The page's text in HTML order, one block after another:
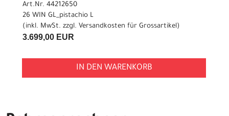
Art.Nr. 44212650
26 WIN GL_pistachio L
(inkl. MwSt. zzgl. Versandkosten für Grossartikel)
3.699,00 EUR
IN DEN WARENKORB